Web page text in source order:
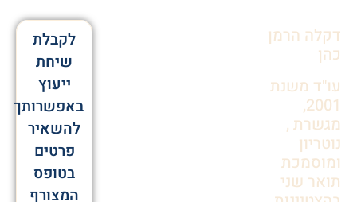
דקלה הרמן
כהן
עו"ד משנת
2001,
מגשרת ,
נוטריון
ומוסמכת
תואר שני
לקבלת
שיחת
ייעוץ
באפשרותך
להשאיר
פרטים
בטופס
המצורף